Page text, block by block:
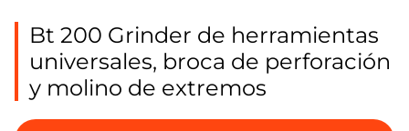
Bt 200 Grinder de herramientas
universales, broca de perforación
y molino de extremos